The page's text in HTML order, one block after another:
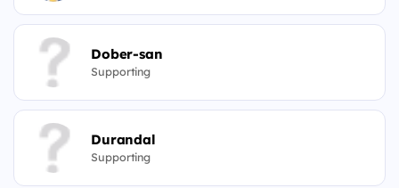
Dober-san
Supporting
Durandal
Supporting